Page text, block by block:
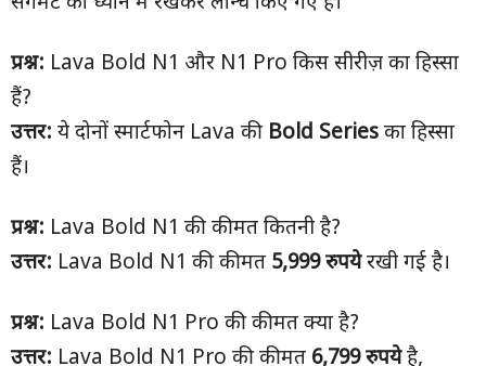
प्रश्न: Lava Bold N1 और N1 Pro किस सीरीज़ का हिस्सा
हैं?
उत्तर: ये दोनों स्मार्टफोन Lava की Bold Series का हिस्सा
हैं।
प्रश्न: Lava Bold N1 की कीमत कितनी है?
उत्तर: Lava Bold N1 की कीमत 5,999रुपयेरखी गई है।
प्रश्न: Lava Bold N1 Pro की कीमत क्या है?
उत्तर: Lava Bold N1 Pro की कीमत 6,799रुपयेहै,